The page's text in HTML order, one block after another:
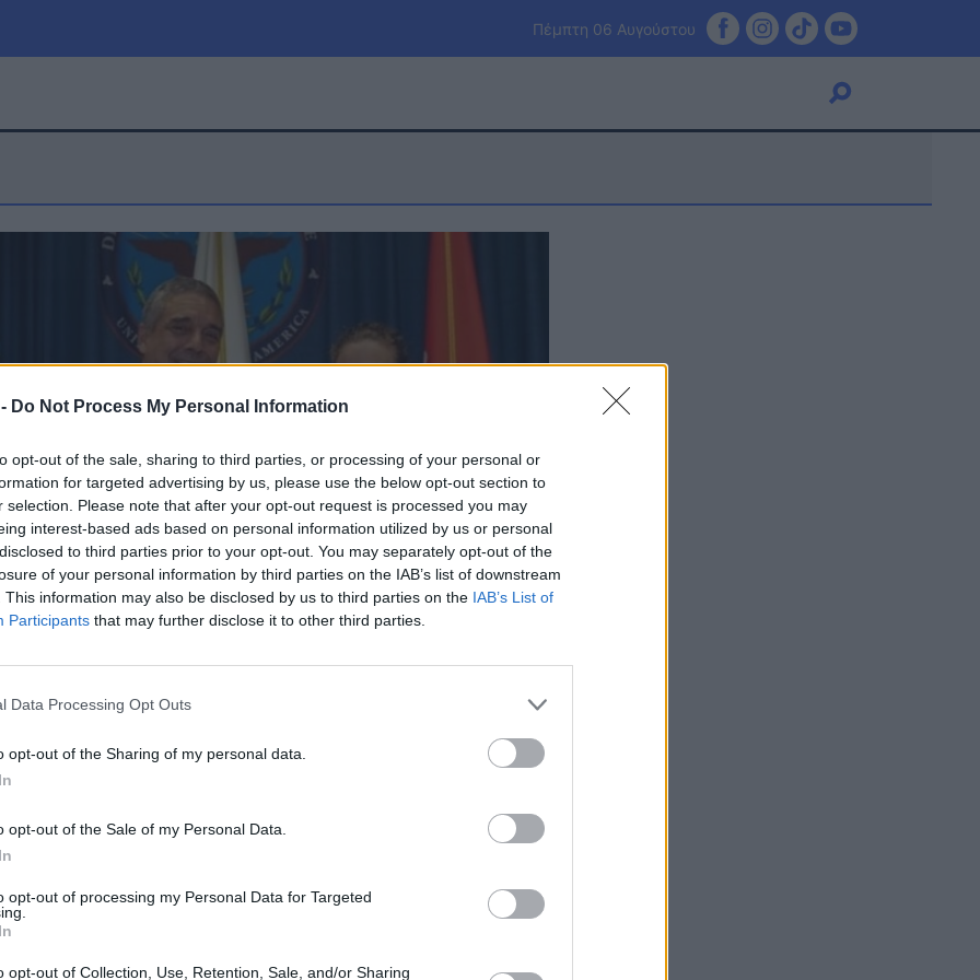
Do Not Process My Personal Information
opt-out of the sale, sharing to third parties, or processing of your personal or
for targeted advertising by us, please use the below opt-out section to
selection. Please note that after your opt-out request is processed you may
interest-based ads based on personal information utilized by us or personal
to third parties prior to your opt-out. You may separately opt-out of the
of your personal information by third parties on the IAB’s list of downstream
This information may also be disclosed by us to third parties on the IAB’s List of
Participants that may further disclose it to other third parties.
Data Processing Opt Outs
opt-out of the Sharing of my personal data.
opt-out of the Sale of my Personal Data.
opt-out of processing my Personal Data for Targeted
opt-out of Collection, Use, Retention, Sale, and/or Sharing
Πέμπτη 06 Αυγούστου
Αθλητικά
Καιρός
μας: Η Ελληνίδα
εκθειάστηκε για τον
Πολεμικής Αεροπορίας, της Σμηναγού και